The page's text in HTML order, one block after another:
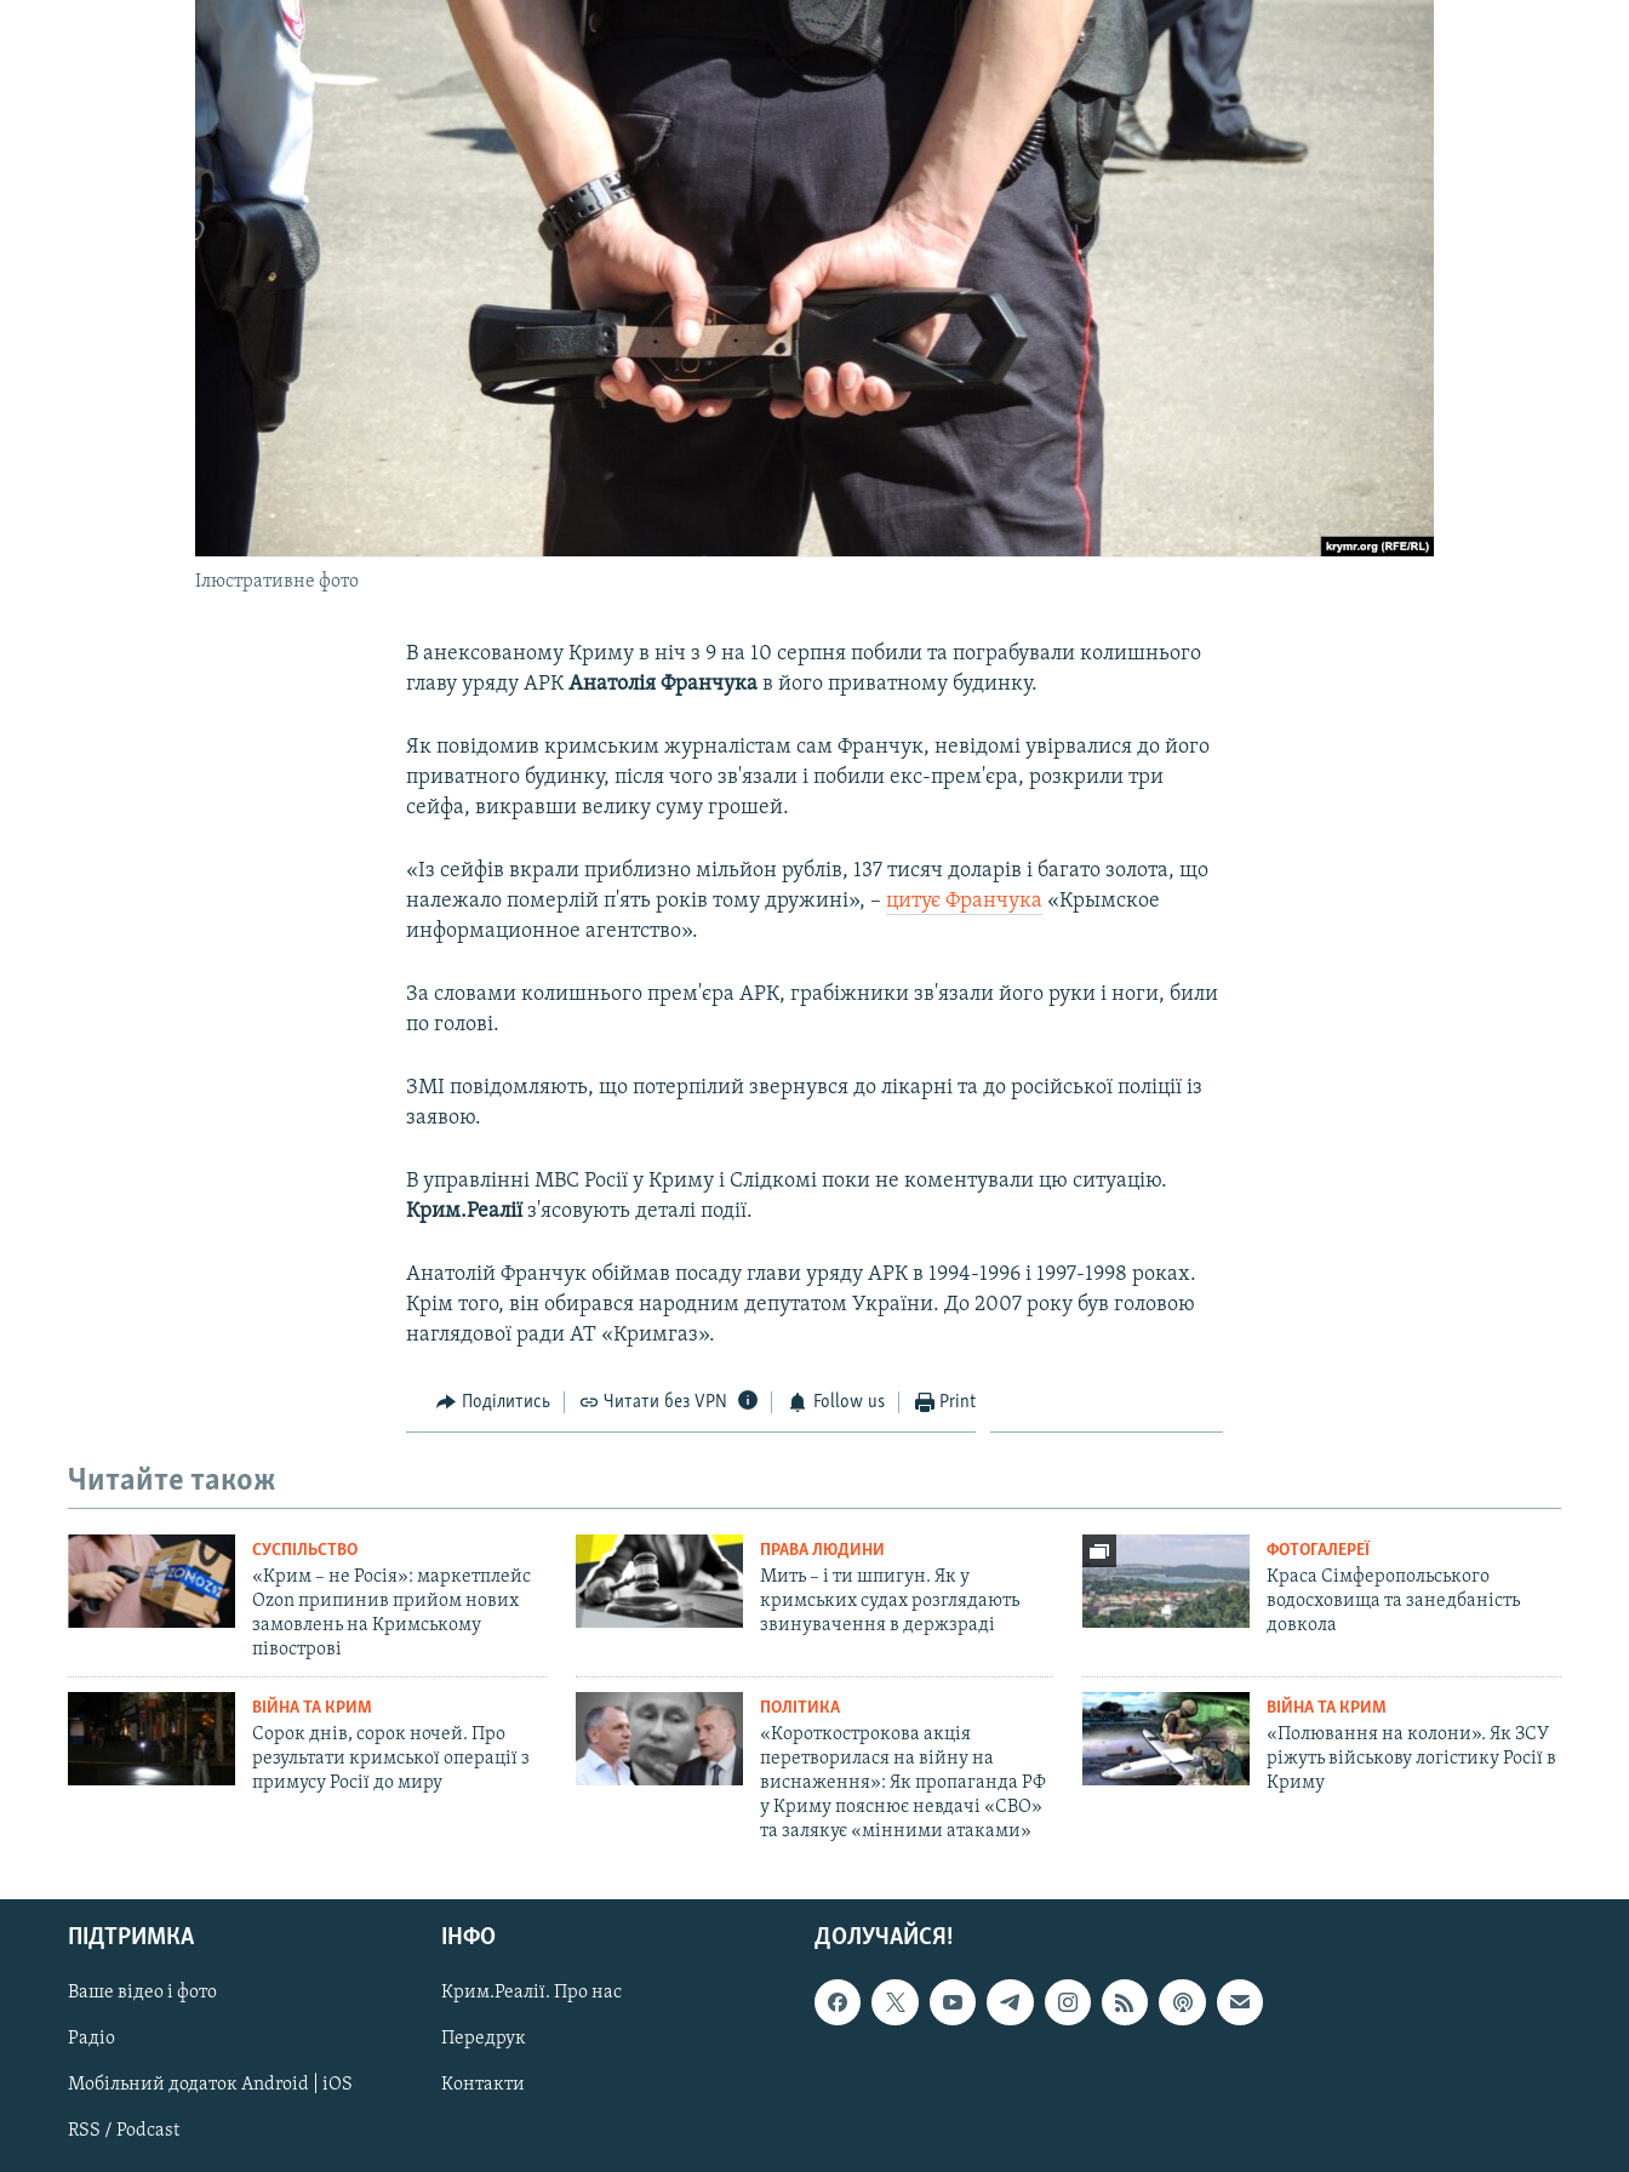
УКРАЇНСЬКА ПРОБЛЕМА КРИМУ
Русский
Qırımtatar
ДОЛУЧАЙСЯ!
Ілюстративне фото
В анексованому Криму в ніч з 9 на 10 серпня побили та пограбували колишнього
главу уряду АРКАнатолія Франчука в його приватному будинку.
Як повідомив кримським журналістам сам Франчук, невідомі увірвалися до його
приватного будинку, після чого зв'язали і побили екс-прем'єра, розкрили три
сейфа, викравши велику суму грошей.
«Із сейфів вкрали приблизно мільйон рублів, 137 тисяч доларів і багато золота, що
належало померлій п'ять років тому дружині», –цитує Франчука «Крымское
информационное агентство».
За словами колишнього прем'єра АРК, грабіжники зв'язали його руки і ноги, били
по голові.
ЗМІ повідомляють, що потерпілий звернувся до лікарні та до російської поліції із
заявою.
В управлінні МВС Росії у Криму і Слідкомі поки не коментували цю ситуацію.
Крим.Реаліїз'ясовують деталі події.
Анатолій Франчук обіймав посаду глави уряду АРК в 1994-1996 і 1997-1998 роках.
Крім того, він обирався народним депутатом України. До 2007 року був головою
наглядової ради АТ «Кримгаз».
Поділитись Читати без VPN Follow us Print
Читайте також
СУСПІЛЬСТВО
«Крим – не Росія»: маркетплейс
Ozon припинив прийом нових
замовлень на Кримському
півострові
ПРАВА ЛЮДИНИ
Мить – і ти шпигун. Як у
кримських судах розглядають
звинувачення в держзраді
ФОТОГАЛЕРЕЇ
Краса Сімферопольського
водосховища та занедбаність
довкола
ВІЙНА ТА КРИМ
Сорок днів, сорок ночей. Про
результати кримської операції з
примусу Росії до миру
ПОЛІТИКА
«Короткострокова акція
перетворилася на війну на
виснаження»: Як пропаганда РФ
у Криму пояснює невдачі «СВО»
та залякує «мінними атаками»
ВІЙНА ТА КРИМ
«Полювання на колони». Як ЗСУ
ріжуть військову логістику Росії в
Криму
ДОЛУЧАЙСЯ!
ПІДТРИМКА
Ваше відео і фото
Радіо
Мобільний додаток Android | iOS
RSS / Podcast
ІНФО
Крим.Реалії. Про нас
Передрук
Контакти